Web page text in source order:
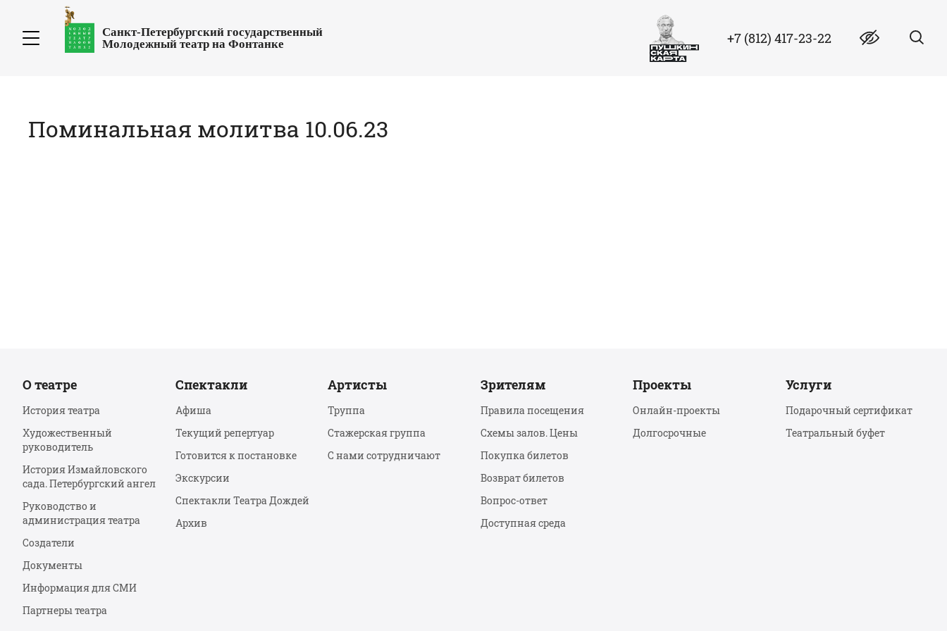
Санкт-Петербургский государственный
Молодежный театр на Фонтанке
+7 (812) 417-23-22
Поминальная молитва 10.06.23
О театре
История театра
Художественный
руководитель
История Измайловского
сада. Петербургский ангел
Руководство и
администрация театра
Создатели
Документы
Информация для СМИ
Партнеры театра
Спектакли
Афиша
Текущий репертуар
Готовится к постановке
Экскурсии
Спектакли Театра Дождей
Архив
Артисты
Труппа
Стажерская группа
С нами сотрудничают
Зрителям
Правила посещения
Схемы залов. Цены
Покупка билетов
Возврат билетов
Вопрос-ответ
Доступная среда
Проекты
Онлайн-проекты
Долгосрочные
Услуги
Подарочный сертификат
Театральный буфет